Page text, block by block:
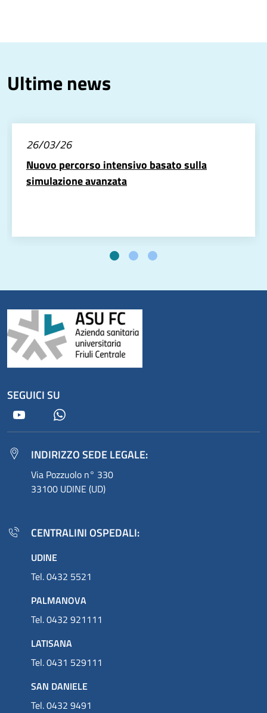
Ultime news
26/03/26
Nuovo percorso intensivo basato sulla
simulazione avanzata
SEGUICI SU
Youtube
INDIRIZZO SEDE LEGALE:
Via Pozzuolo n° 330
33100 UDINE (UD)
CENTRALINI OSPEDALI:
UDINE
Tel. 0432 5521
PALMANOVA
Tel. 0432 921111
LATISANA
Tel. 0431 529111
SAN DANIELE
Tel. 0432 9491